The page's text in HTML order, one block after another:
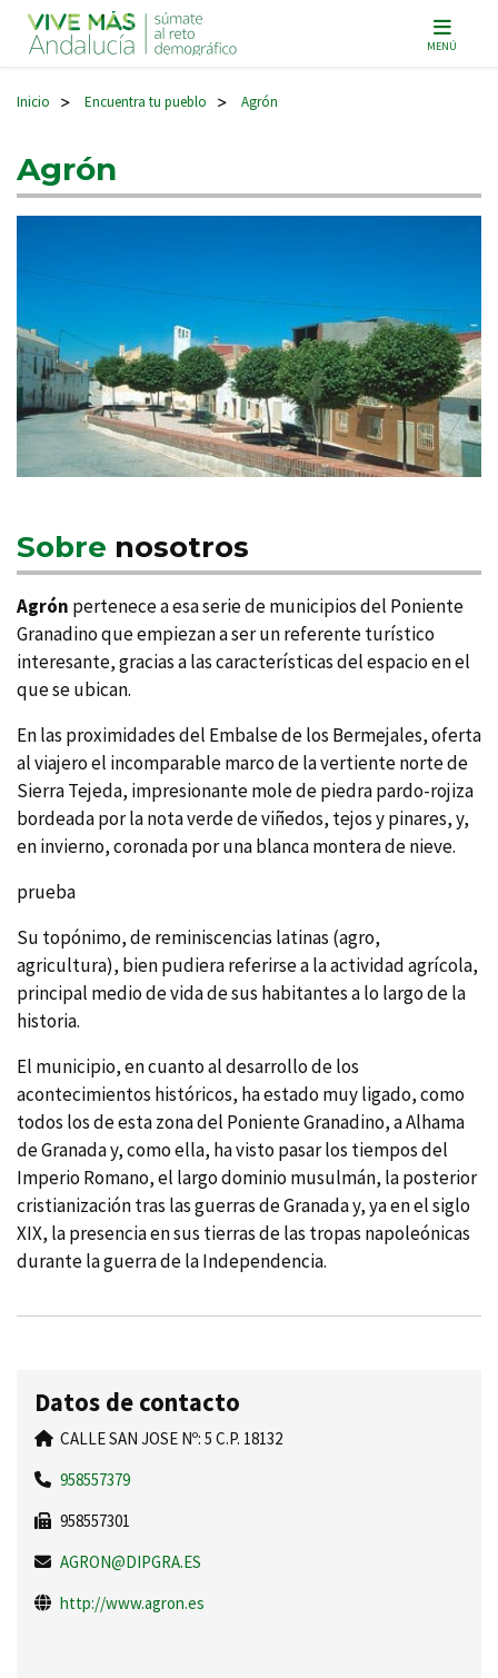
Navegación principal MENÚ
Inicio > Encuentra tu pueblo > Agrón
Agrón
Sobre nosotros
Agrón pertenece a esa serie de municipios del Poniente
Granadino que empiezan a ser un referente turí­stico
interesante, gracias a las caracterí­sticas del espacio en el
que se ubican.
En las proximidades del Embalse de los Bermejales, oferta
al viajero el incomparable marco de la vertiente norte de
Sierra Tejeda, impresionante mole de piedra pardo-rojiza
bordeada por la nota verde de viñedos, tejos y pinares, y,
en invierno, coronada por una blanca montera de nieve.
prueba
Su topónimo, de reminiscencias latinas (agro,
agricultura), bien pudiera referirse a la actividad agrí­cola,
principal medio de vida de sus habitantes a lo largo de la
historia.
El municipio, en cuanto al desarrollo de los
acontecimientos históricos, ha estado muy ligado, como
todos los de esta zona del Poniente Granadino, a Alhama
de Granada y, como ella, ha visto pasar los tiempos del
Imperio Romano, el largo dominio musulmán, la posterior
cristianización tras las guerras de Granada y, ya en el siglo
XIX, la presencia en sus tierras de las tropas napoleónicas
durante la guerra de la Independencia.
Datos de contacto
CALLE SAN JOSE Nº: 5 C.P. 18132
958557379
958557301
AGRON@DIPGRA.ES
http://www.agron.es